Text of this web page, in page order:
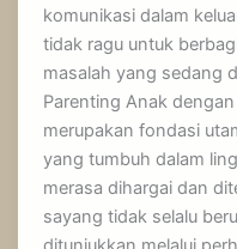
komunikasi dalam
tidak ragu untuk
masalah yang sedang
Parenting Anak
merupakan fondasi
yang tumbuh dalam
merasa dihargai dan
sayang tidak selalu